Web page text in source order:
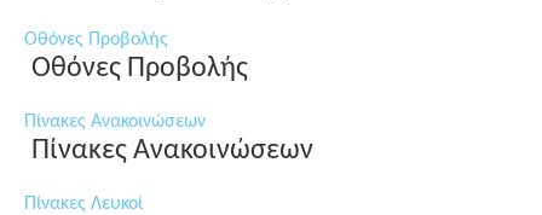
Οθόνες Προβολής
Οθόνες Προβολής
Πίνακες Ανακοινώσεων
Πίνακες Ανακοινώσεων
Πίνακες Λευκοί